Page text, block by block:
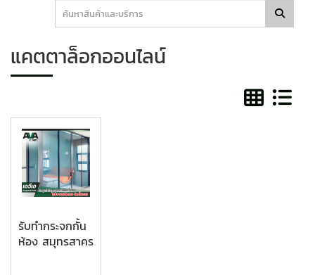
แคตตาล็อกออนไลน์
รับทำกระจกกั้น
ห้อง สมุทรสาคร